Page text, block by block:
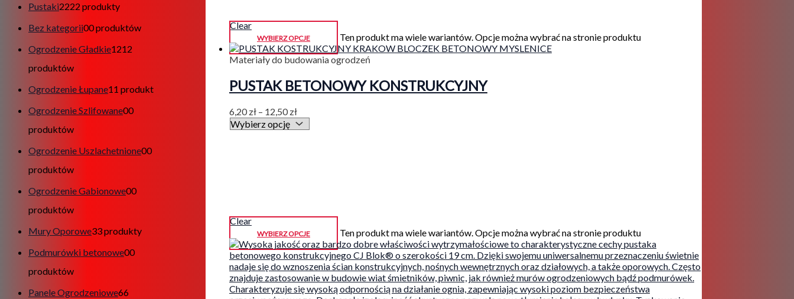
Pustaki2222 produkty
Bez kategorii00 produktów
Ogrodzenie Gładkie1212
produktów
Ogrodzenie Łupane11 produkt
Ogrodzenie Szlifowane00
produktów
Ogrodzenie Uszlachetnione00
produktów
Ogrodzenie Gabionowe00
produktów
Mury Oporowe33 produkty
Podmurówki betonowe00
produktów
Panele Ogrodzeniowe66
Clear
WYBIERZ OPCJE
Ten produkt ma wiele wariantów. Opcje można wybrać na stronie produktu
Materiały do budowania ogrodzeń
PUSTAK BETONOWY KONSTRUKCYJNY
6,20zł – 12,50zł
Clear
WYBIERZ OPCJE Ten produkt ma wiele wariantów. Opcje można wybrać na stronie produktu